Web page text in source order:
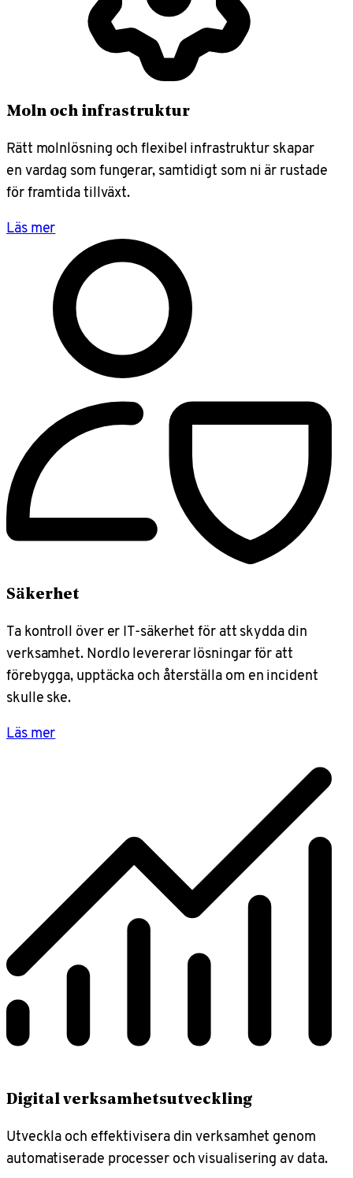
Moln och infrastruktur
Rätt molnlösning och flexibel infrastruktur skapar
en vardag som fungerar, samtidigt som ni är rustade
för framtida tillväxt.
Läs mer
Säkerhet
Ta kontroll över er IT-säkerhet för att skydda din
verksamhet. Nordlo levererar lösningar för att
förebygga, upptäcka och återställa om en incident
skulle ske.
Läs mer
Digital verksamhetsutveckling
Utveckla och effektivisera din verksamhet genom
automatiserade processer och visualisering av data.